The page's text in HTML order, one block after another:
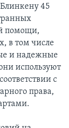
45
помощи,
в том числе
и надежные
используют
с
права,